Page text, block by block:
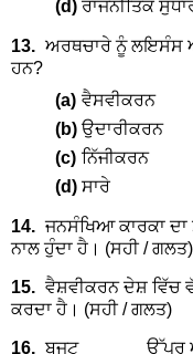
(d)ਰਾਜਨੀਤਿਕ
13. ਅਰਥਚਾਰੇ ਨੂੰ ਲਇਸੰਸ
ਹਨ?
(a) ਵੈਸਵੀਕਰਨ
(b)ਉਦਾਰੀਕਰਨ
(c) ਨਿੱਜੀਕਰਨ
(d)ਸਾਰੇ
14. ਜਨਸੰਖਿਆ ਕਾਰਕਾ
ਨਾਲ ਹੁੰਦਾ ਹੈ। (ਸਹੀ / ਗਲਤ)
15. ਵੈਸ਼ਵੀਕਰਨ ਦੇਸ਼ ਵਿੱਚ
ਕਰਦਾ ਹੈ। (ਸਹੀ / ਗਲਤ)
16. ਬਜਟ ______ ਉੱਪਰ